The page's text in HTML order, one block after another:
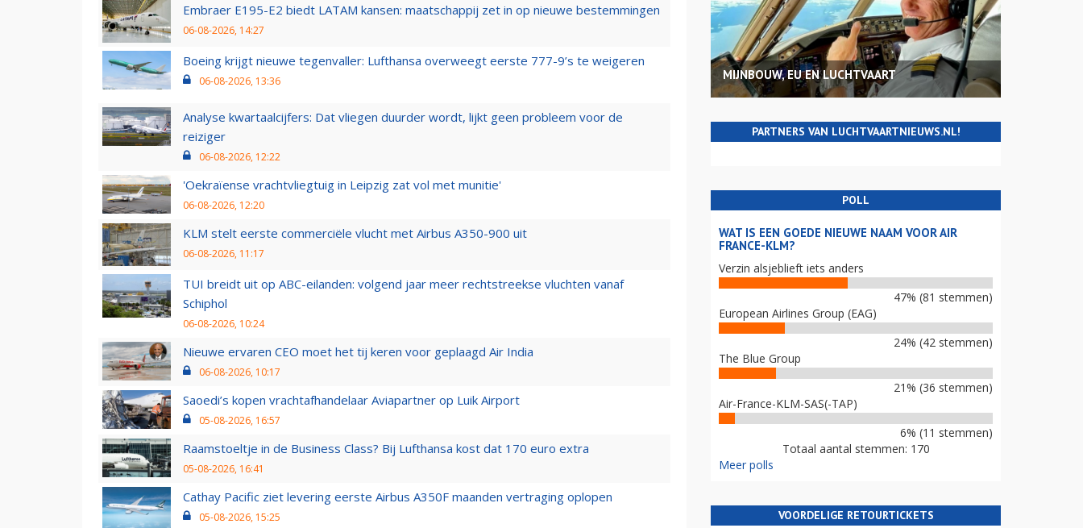
Embraer E195-E2 biedt LATAM kansen: maatschappij zet in op nieuwe bestemmingen
06-08-2026, 14:27
Boeing krijgt nieuwe tegenvaller: Lufthansa overweegt eerste 777-9’s te weigeren
06-08-2026, 13:36
Analyse kwartaalcijfers: Dat vliegen duurder wordt, lijkt geen probleem voor de
reiziger
06-08-2026, 12:22
'Oekraïense vrachtvliegtuig in Leipzig zat vol met munitie'
06-08-2026, 12:20
KLM stelt eerste commerciële vlucht met Airbus A350-900 uit
06-08-2026, 11:17
TUI breidt uit op ABC-eilanden: volgend jaar meer rechtstreekse vluchten vanaf
Schiphol
06-08-2026, 10:24
Nieuwe ervaren CEO moet het tij keren voor geplaagd Air India
06-08-2026, 10:17
Saoedi’s kopen vrachtafhandelaar Aviapartner op Luik Airport
05-08-2026, 16:57
Raamstoeltje in de Business Class? Bij Lufthansa kost dat 170 euro extra
05-08-2026, 16:41
Cathay Pacific ziet levering eerste Airbus A350F maanden vertraging oplopen
05-08-2026, 15:25
MIJNBOUW, EU EN LUCHTVAART
PARTNERS VAN LUCHTVAARTNIEUWS.NL!
POLL
WAT IS EEN GOEDE NIEUWE NAAM VOOR AIR
FRANCE-KLM?
Verzin alsjeblieft iets anders
47% (81 stemmen)
European Airlines Group (EAG)
24% (42 stemmen)
The Blue Group
21% (36 stemmen)
Air-France-KLM-SAS(-TAP)
6% (11 stemmen)
Totaal aantal stemmen: 170
Meer polls
VOORDELIGE RETOURTICKETS